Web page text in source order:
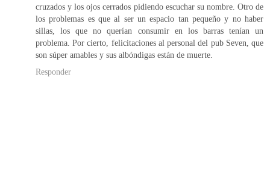
cruzados y los ojos cerrados pidiendo escuchar su nombre. Otro de
los problemas es que al ser un espacio tan pequeño y no haber
sillas, los que no querían consumir en los barras tenían un
problema. Por cierto, felicitaciones al personal del pub Seven, que
son súper amables y sus albóndigas están de muerte.
Responder